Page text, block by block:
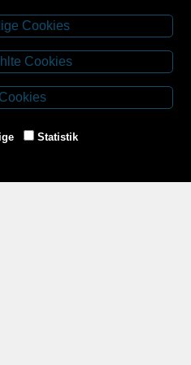
Str. 3
77239
Cookies
Cookies
Statistik